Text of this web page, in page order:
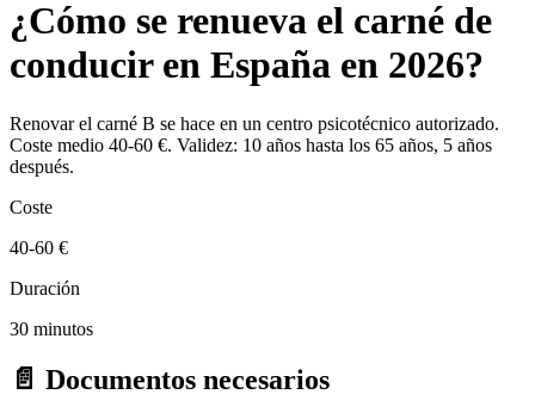
¿Cómo se renueva el carné de
conducir en España en 2026?
Renovar el carné B se hace en un centro psicotécnico autorizado.
Coste medio 40-60 €. Validez: 10 años hasta los 65 años, 5 años
después.
Coste
40-60 €
Duración
30 minutos
📄 Documentos necesarios